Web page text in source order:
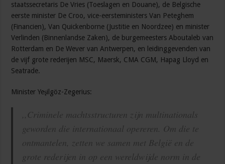
staatssecretaris De Vries (Toeslagen en Douane), de Belgische
eerste minister De Croo, vice-eersteministers Van Peteghem
(Financien), Van Quickenborne (Justitie en Noordzee) en minister
Verlinden (Binnenlandse Zaken), de burgemeesters Aboutaleb van
Rotterdam en De Wever van Antwerpen, en leidinggevenden van
de vijf grote rederijen MSC, Maersk, CMA CGM, Hapag Lloyd en
Seatrade.
Minister Yeşilgöz-Zegerius:
,,Criminele machtsstructuren zijn multinationals
geworden die internationaal opereren. Om die te
ontmantelen, zetten we samen met België en de
grote rederijen in op een wereldwijde norm in de